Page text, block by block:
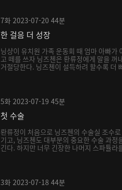
7화 2023-07-20 44분
한 걸음 더 성장
닝샹이 유치원 가족 운동회 때 엄마 아빠가
고 떼를 쓰자 닝즈첸은 롼류정에게 말을 꺼
거절당한다. 닝즈첸이 설득하려 할수록 더
5화 2023-07-19 45분
첫 수술
롼류정이 처음으로 닝즈첸의 수술실 조수
기고, 닝즈첸도 대부분의 중요한 수술 과정
긴다. 하지만 너무 긴장한 나머지 스파튤라
3화 2023-07-18 44분